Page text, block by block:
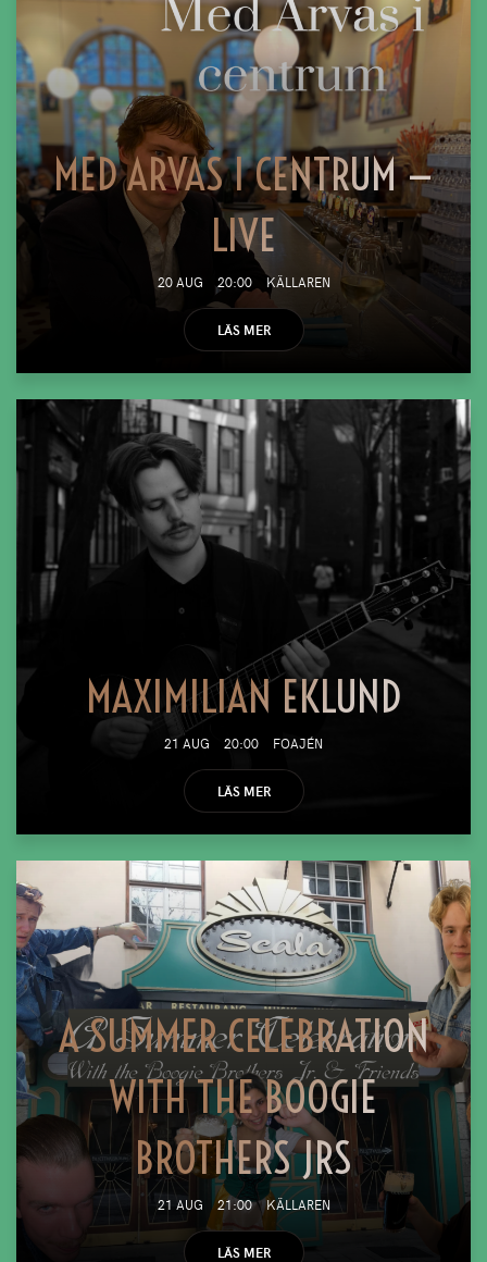
MED ARVAS I CENTRUM —
LIVE
20 AUG 20:00 KÄLLAREN
LÄS MER
MAXIMILIAN EKLUND
21 AUG 20:00 FOAJÉN
LÄS MER
A SUMMER CELEBRATION
WITH THE BOOGIE
BROTHERS JRS
21 AUG 21:00 KÄLLAREN
LÄS MER